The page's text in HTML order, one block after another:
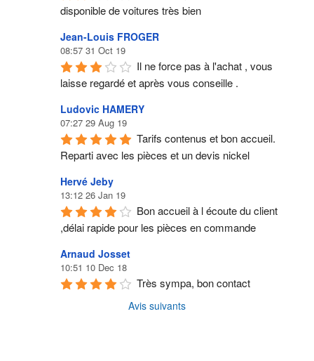
disponible de voitures très bien
Jean-Louis FROGER
08:57 31 Oct 19
Il ne force pas à l'achat , vous
laisse regardé et après vous conseille .
Ludovic HAMERY
07:27 29 Aug 19
Tarifs contenus et bon accueil.
Reparti avec les pièces et un devis nickel
Hervé Jeby
13:12 26 Jan 19
Bon accueil à l écoute du client
,délai rapide pour les pièces en commande
Arnaud Josset
10:51 10 Dec 18
Très sympa, bon contact
Avis suivants